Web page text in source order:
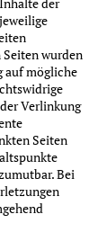
wurden
auf mögliche
Verlinkung
Seiten
Bei